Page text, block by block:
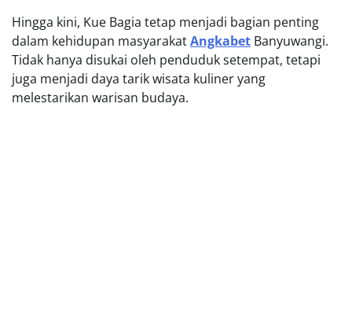
Hingga kini, Kue Bagia tetap menjadi bagian penting
dalam kehidupan masyarakatAngkabet Banyuwangi.
Tidak hanya disukai oleh penduduk setempat, tetapi
juga menjadi daya tarik wisata kuliner yang
melestarikan warisan budaya.